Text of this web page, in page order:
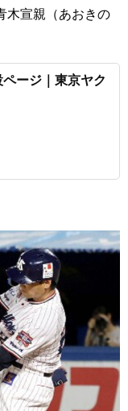
木宣親（あおきの
ージ｜東京ヤク